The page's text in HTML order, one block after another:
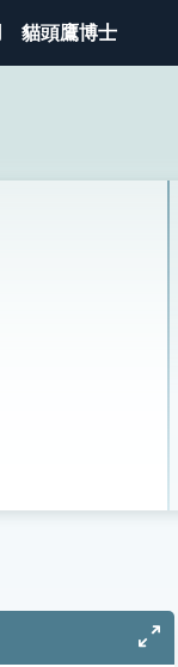
貓頭鷹博士